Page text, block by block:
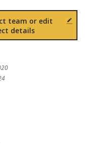
team or edit
details